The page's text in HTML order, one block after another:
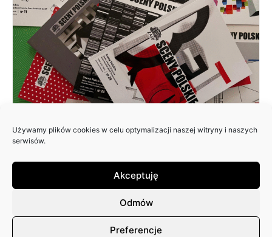
Używamy plików cookies w celu optymalizacji naszej witryny i naszych
serwisów.
Akceptuję
Odmów
Preferencje
ZAPRASZAMY DO NADSYŁANIA
PISMA: SCENY POLSKIE